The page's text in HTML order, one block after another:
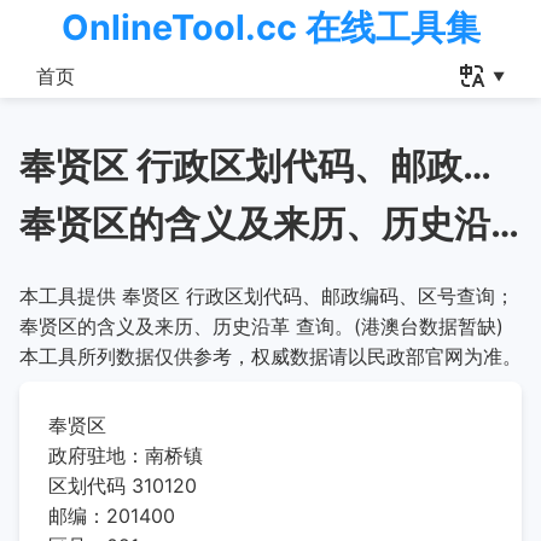
OnlineTool.cc 在线工具集
首页
奉贤区 行政区划代码、邮政编码、区号查询
奉贤区的含义及来历、历史沿革
本工具提供 奉贤区 行政区划代码、邮政编码、区号查询；
奉贤区的含义及来历、历史沿革 查询。(港澳台数据暂缺)
本工具所列数据仅供参考，权威数据请以民政部官网为准。
奉贤区
政府驻地：南桥镇
区划代码 310120
邮编：201400